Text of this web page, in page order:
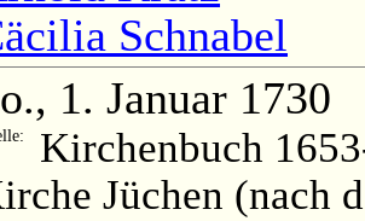
Schnabel
1. Januar 1730
Kirchenbuch
Jüchen (nach